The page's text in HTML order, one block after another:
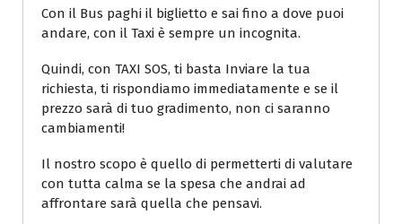
Con il Bus paghi il biglietto e sai fino a dove puoi
andare, con il Taxi è sempre un incognita.
Quindi, con TAXI SOS, ti basta Inviare la tua
richiesta, ti rispondiamo immediatamente e se il
prezzo sarà di tuo gradimento, non ci saranno
cambiamenti!
Il nostro scopo è quello di permetterti di valutare
con tutta calma se la spesa che andrai ad
affrontare sarà quella che pensavi.